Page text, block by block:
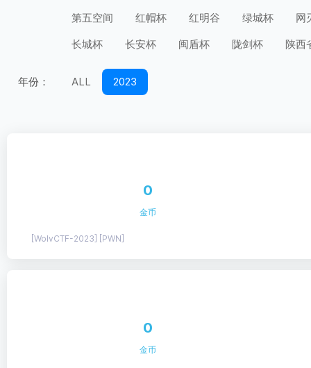
第五空间
红帽杯 红明谷 绿城杯
网
长城杯
长安杯 闽盾杯 陇剑杯 陕西
年份： ALL 2023
0
金币
[WolvCTF-2023] [PWN]
0
金币